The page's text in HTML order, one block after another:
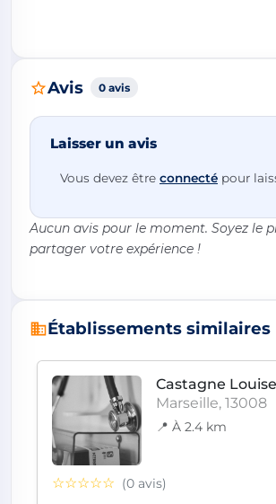
Avis 0 avis
Laisser un avis
Vous devez être connecté pour
Aucun avis pour le moment. Soyez le
partager votre expérience !
Établissements similaires
Castagne Louise
Marseille, 13008
📍 À 2.4 km
☆☆☆☆☆ (0 avis)